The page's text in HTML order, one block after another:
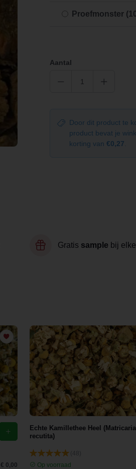
Proefmonster
Aantal
Door dit product te
product bevat je
korting van €0,27
Gratis sample bij
€ 0,00
Echte Kamillethee Heel (Matricaria
recutita)
Op voorraad